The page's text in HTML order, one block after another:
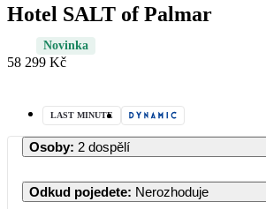
Hotel SALT of Palmar
Novinka
58 299 Kč
LAST MINUTE
Osoby: 2 dospělí
Odkud pojedete: Nerozhoduje